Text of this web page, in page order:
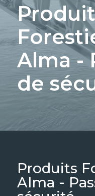
Alma -
de
Produits
Alma -